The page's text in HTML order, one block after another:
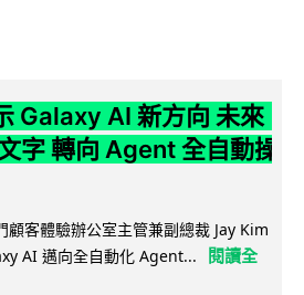
Galaxy AI 新方向 未來
字 轉向 Agent 全自動操
客體驗辦公室主管兼副總裁 Jay Kim
AI 邁向全自動化 Agent...
閱讀全